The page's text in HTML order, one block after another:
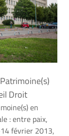
Droit
en
: entre paix,
février 2013,